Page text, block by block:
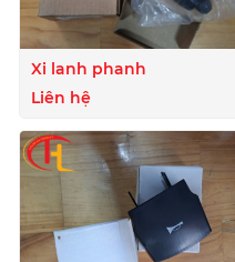
Xi lanh phanh
Liên hệ